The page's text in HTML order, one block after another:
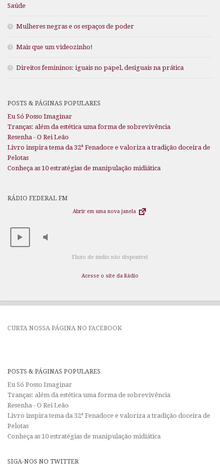
Saúde
Mulheres negras e os espaços de poder
Mais que um videozinho!
Direitos femininos: iguais no papel, desiguais na prática
POSTS & PÁGINAS POPULARES
Eu Só Posso Imaginar
Tranças: além da estética uma forma de sobrevivência
Resenha - O Rei Leão
Livro inspira tema da 32ª Fenadoce e valoriza a tradição doceira de
Pelotas
Conheça as 10 estratégias de manipulação midiática
RÁDIO FEDERAL FM
Abrir em uma nova janela
Fluxo de áudio não disponível
Acesse o site da Rádio
CURTA NOSSA PÁGINA NO FACEBOOK
POSTS & PÁGINAS POPULARES
Eu Só Posso Imaginar
Tranças: além da estética uma forma de sobrevivência
Resenha - O Rei Leão
Livro inspira tema da 32ª Fenadoce e valoriza a tradição doceira de
Pelotas
Conheça as 10 estratégias de manipulação midiática
SIGA-NOS NO TWITTER